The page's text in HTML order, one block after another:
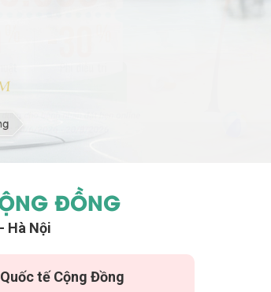
ĐỒNG
Hà Nội
tế Cộng Đồng